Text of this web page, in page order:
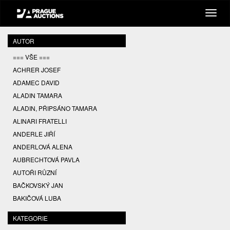
AUTOR
=== VŠE ===
ACHRER JOSEF
ADAMEC DAVID
ALADIN TAMARA
ALADIN, PŘIPSÁNO TAMARA
ALINARI FRATELLI
ANDERLE JIŘÍ
ANDERLOVÁ ALENA
AUBRECHTOVÁ PAVLA
AUTOŘI RŮZNÍ
BAČKOVSKÝ JAN
BAKIČOVÁ LUBA
BALCAR JIŘÍ
BALCAR KAREL
KATEGORIE